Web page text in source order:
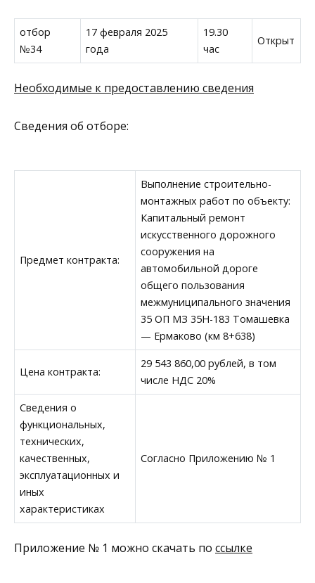
отбор
№34
17 февраля 2025
года
19.30
час
Открыт
Необходимые к предоставлению сведения
Сведения об отборе:
Предмет контракта:
Выполнение строительно-
монтажных работ по объекту:
Капитальный ремонт
искусственного дорожного
сооружения на
автомобильной дороге
общего пользования
межмуниципального значения
35 ОП МЗ 35Н-183 Томашевка
— Ермаково (км 8+638)
Цена контракта:
29 543 860,00 рублей, в том
числе НДС 20%
Сведения о
функциональных,
технических,
качественных,
эксплуатационных и
иных
характеристиках
Согласно Приложению № 1
Приложение № 1 можно скачать по ссылке